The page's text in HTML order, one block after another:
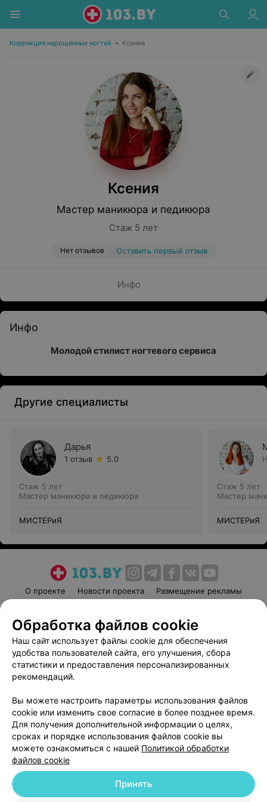
Коррекция нарощенных ногтей • Ксения
Ксения
Мастер маникюра и педикюра
Стаж 5 лет
Нет отзывов Оставить первый отзыв
Инфо
Инфо
Молодой стилист ногтевого сервиса
Другие специалисты
Дарья
1 отзыв 5.0
Стаж 5 лет
Мастер маникюра и педикюра
МИСТЕРиЯ
Стаж 5 лет
Мастер
МИСТЕРиЯ
О проекте Новости проекта
Размещение рекламы
Пользовательское соглашение
Способы оплаты
Вакансии
Партнеры
Написать руководителю 103.by
Обработка персональных данных
© 2026 ООО «Артокс Лаб», УНП 191700409
| 220012, Республика Беларусь,
Обработка файлов cookie
Наш сайт использует файлы cookie для обеспечения
удобства пользователей сайта, его улучшения, сбора
статистики и предоставления персонализированных
рекомендаций.
Вы можете настроить параметры использования файлов
cookie или изменить свое согласие в более позднее время.
Для получения дополнительной информации о целях,
сроках и порядке использования файлов cookie вы
можете ознакомиться с нашей Политикой обработки
файлов cookie
Принять